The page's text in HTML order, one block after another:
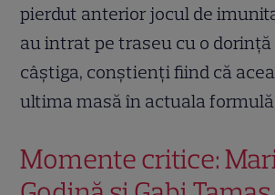
pierdut anterior jocul de
au intrat pe traseu cu o dorință
câștiga, conștienți fiind că
ultima masă în actuala
Momente critice: